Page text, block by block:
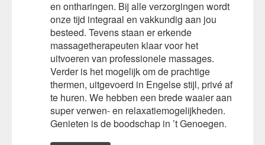
en ontharingen. Bij alle verzorgingen wordt
onze tijd integraal en vakkundig aan jou
besteed. Tevens staan er erkende
massagetherapeuten klaar voor het
uitvoeren van professionele massages.
Verder is het mogelijk om de prachtige
thermen, uitgevoerd in Engelse stijl, privé af
te huren. We hebben een brede waaier aan
super verwen- en relaxatiemogelijkheden.
Genieten is de boodschap in ’t Genoegen.